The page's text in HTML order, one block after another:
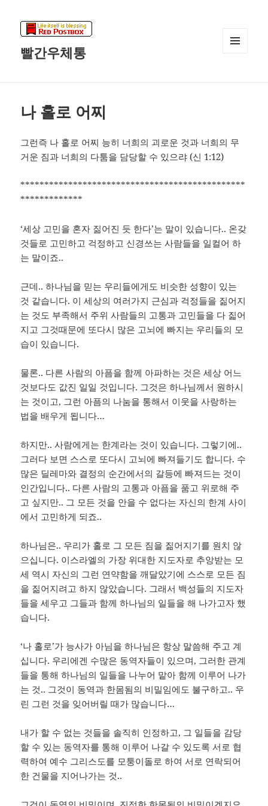
빨간우체통
나 홀로 어찌
그런즉 나 홀로 어찌 능히 너희의 괴로운 것과 너희의 무
거운 짐과 너희의 다툼을 담당할 수 있으랴 (신 1:12)
***********************************************
*************
‘세상 고민을 혼자 짊어진 듯 한다’는 말이 있습니다.. 온갖
것들로 고민하고 걱정하고 신경쓰는 사람들을 일컬어 하
는 말이죠..
근데.. 하나님을 믿는 우리들에게도 비슷한 성향이 있는
것 같습니다. 이 세상의 여러가지 근심과 걱정들을 짊어지
는 것도 부족해서 주위 사람들의 고통과 고민들을 다 짋어
지고 그것때문에 또다시 많은 고뇌에 빠지는 우리들의 모
습이 있습니다.
물론.. 다른 사람의 아픔을 함께 아파하는 것은 세상 어느
것보다도 값진 일일 것입니다. 그것은 하나님께서 원하시
는 것이고, 그런 아픔의 나눔을 통해서 이웃을 사랑하는
법을 배우게 됩니다…
하지만.. 사람에게는 한계라는 것이 있습니다. 그렇기에..
그러다 보면 스스로 또다시 고뇌에 빠져들기도 합니다. 수
많은 딜레마와 결정의 순간에서의 갈등에 빠져드는 것이
인간입니다.. 다른 사람의 고통과 아픔을 품고 위로해 주
고 싶지만.. 그 모든 것을 안을 수 없다는 자신의 한계 사이
에서 고민하게 되죠..
하나님은.. 우리가 홀로 그 모든 짐을 짊어지기를 원치 않
으십니다. 이스라엘의 가장 위대한 지도자로 추앙받는 모
세 역시 자신의 그런 연약함을 깨달았기에 스스로 모든 짐
을 짊어지려고 하지 않았습니다. 그래서 백성들의 지도자
들을 세우고 그들과 함께 하나님의 일들을 해 나가고자 했
습니다.
‘나 홀로’가 능사가 아님을 하나님은 항상 말씀해 주고 계
십니다. 우리에겐 수많은 동역자들이 있으며, 그러한 관계
들을 통해 하나님의 일들을 나누어 맡아 함께 이루어 나가
는 것.. 그것이 동역과 한몸됨의 비밀임에도 불구하고.. 우
린 그런 것을 잊어버릴 때가 많습니다…
내가 할 수 없는 것들을 솔직히 인정하고, 그 일들을 감당
할 수 있는 동역자를 통해 이루어 나갈 수 있도록 서로 협
력하여 예수 그리스도를 모퉁이돌로 하여 서로 연락되어
한 건물을 지어나가는 것..